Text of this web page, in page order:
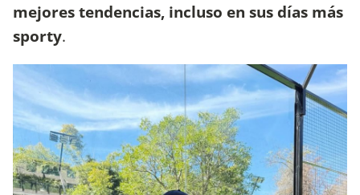
mejores tendencias, incluso en sus días más
sporty.